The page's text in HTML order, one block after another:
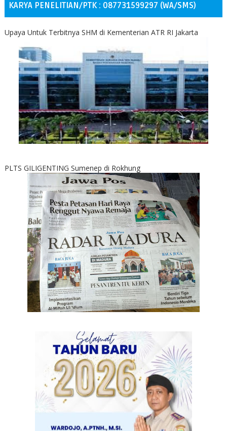
KARYA PENELITIAN/PTK : 087731599297 (WA/SMS)
Upaya Untuk Terbitnya SHM di Kementerian ATR RI Jakarta
PLTS GILIGENTING Sumenep di Rokhung